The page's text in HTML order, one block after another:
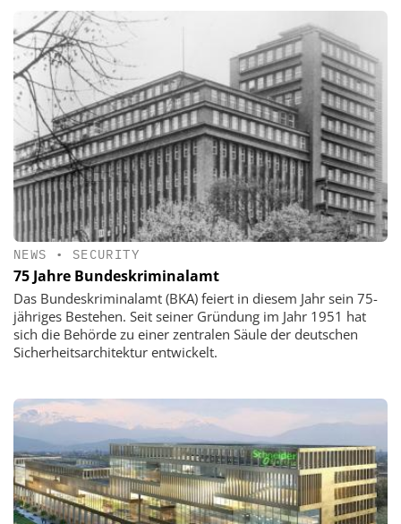
NEWS • SECURITY
75 Jahre Bundeskriminalamt
Das Bundeskriminalamt (BKA) feiert in diesem Jahr sein 75-
jähriges Bestehen. Seit seiner Gründung im Jahr 1951 hat
sich die Behörde zu einer zentralen Säule der deutschen
Sicherheitsarchitektur entwickelt.